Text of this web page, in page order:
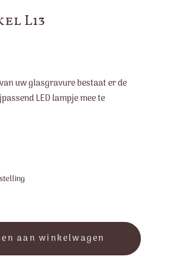
L13
uw glasgravure bestaat er de
LED lampje mee te
aan winkelwagen